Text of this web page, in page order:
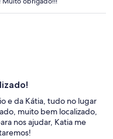
e da Kátia, tudo no lugar
muito bem localizado,
nos ajudar, Katia me